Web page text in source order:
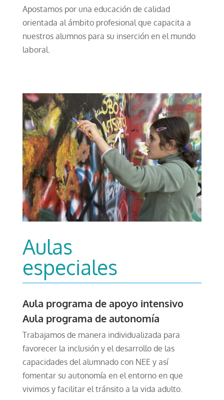
Apostamos por una educación de calidad
orientada al ámbito profesional que capacita a
nuestros alumnos para su inserción en el mundo
laboral.
Aulas
especiales
Aula programa de apoyo intensivo
Aula programa de autonomía
Trabajamos de manera individualizada para
favorecer la inclusión y el desarrollo de las
capacidades del alumnado con NEE y así
fomentar su autonomía en el entorno en que
vivimos y facilitar el tránsito a la vida adulto.